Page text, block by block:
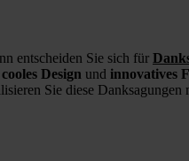
entscheiden Sie sich für
cooles Design und innovatives
Sie diese Danksagungen